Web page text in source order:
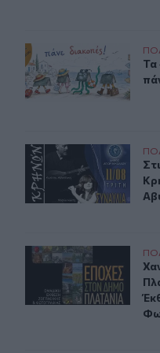
Τα «Παραμύθια του
Τα
Στις Βρύσες το 2ο
Χανιά: «4 Εποχές